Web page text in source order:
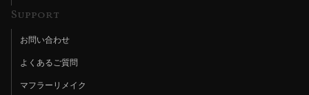
Support
お問い合わせ
よくあるご質問
マフラーリメイク